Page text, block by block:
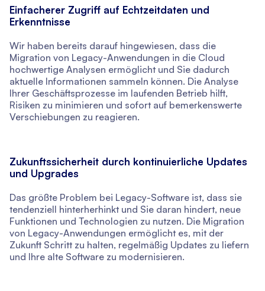
Einfacherer Zugriff auf Echtzeitdaten und
Erkenntnisse
Wir haben bereits darauf hingewiesen, dass die
Migration von Legacy-Anwendungen in die Cloud
hochwertige Analysen ermöglicht und Sie dadurch
aktuelle Informationen sammeln können. Die Analyse
Ihrer Geschäftsprozesse im laufenden Betrieb hilft,
Risiken zu minimieren und sofort auf bemerkenswerte
Verschiebungen zu reagieren.
Zukunftssicherheit durch kontinuierliche Updates
und Upgrades
Das größte Problem bei Legacy-Software ist, dass sie
tendenziell hinterherhinkt und Sie daran hindert, neue
Funktionen und Technologien zu nutzen. Die Migration
von Legacy-Anwendungen ermöglicht es, mit der
Zukunft Schritt zu halten, regelmäßig Updates zu liefern
und Ihre alte Software zu modernisieren.